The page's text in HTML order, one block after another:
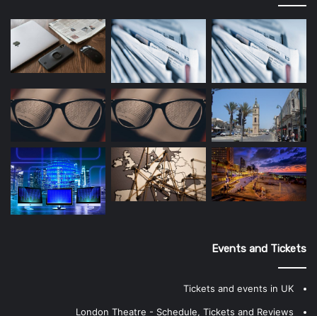
Events and Tickets
Tickets and events in UK
London Theatre - Schedule, Tickets and Reviews